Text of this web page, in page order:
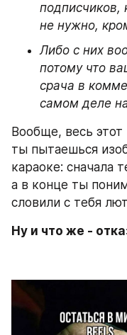
подписчиков,
не нужно,
Либо с них
потому что
срача в
самом деле
Вообще, весь
ты пытаешься
караоке: сначала
а в конце ты
словили с тебя
Ну и что же -